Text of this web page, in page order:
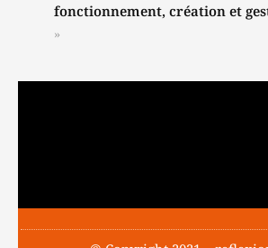
fonctionnement, création et
»